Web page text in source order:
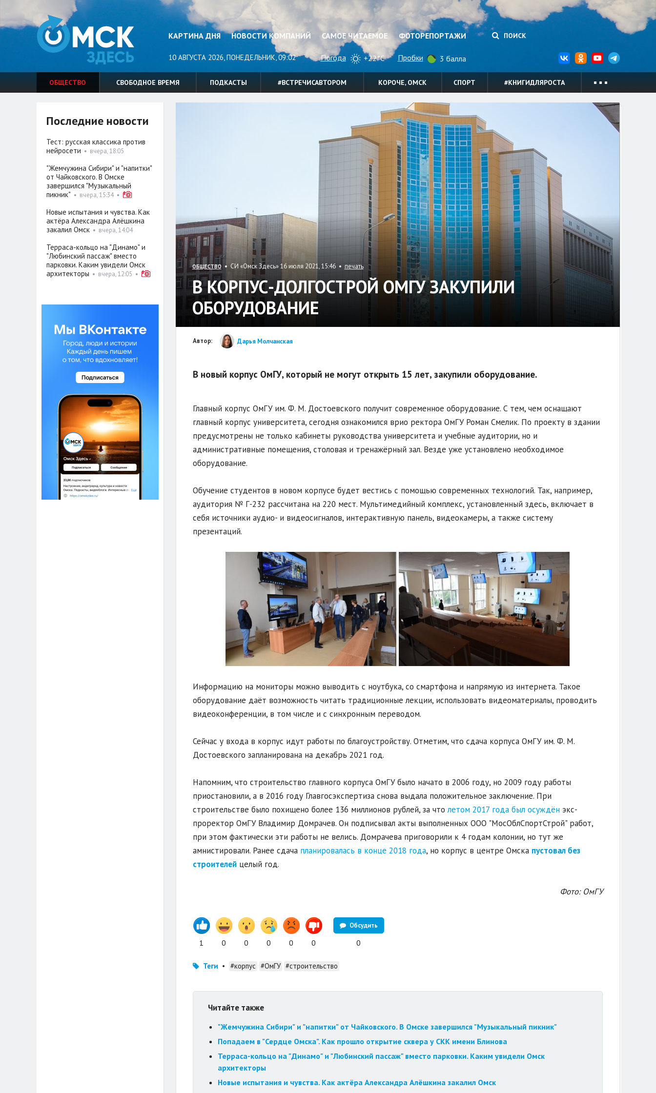
КАРТИНА ДНЯ НОВОСТИ КОМПАНИЙ САМОЕ ЧИТАЕМОЕ ФОТОРЕПОРТАЖИ ПОИСК
10 АВГУСТА 2026, ПОНЕДЕЛЬНИК, 09:02 Погода +22°C Пробки 3 балла
ОБЩЕСТВО СВОБОДНОЕ ВРЕМЯ ПОДКАСТЫ #ВСТРЕЧИСАВТОРОМ КОРОЧЕ, ОМСК СПОРТ #КНИГИДЛЯРОСТА
ОБЩЕСТВО• СИ «Омск Здесь» 16 июля 2021, 15:46 • печать
В КОРПУС-ДОЛГОСТРОЙ ОМГУ ЗАКУПИЛИ
ОБОРУДОВАНИЕ
Автор: Дарья Молчанская
В новый корпус ОмГУ, который не могут открыть 15 лет, закупили оборудование.
Главный корпус ОмГУ им. Ф. М. Достоевского получит современное оборудование. С тем, чем оснащают
главный корпус университета, сегодня ознакомился врио ректора ОмГУ Роман Смелик. По проекту в здании
предусмотрены не только кабинеты руководства университета и учебные аудитории, но и
административные помещения, столовая и тренажёрный зал. Везде уже установлено необходимое
оборудование.
Обучение студентов в новом корпусе будет вестись с помощью современных технологий. Так, например,
аудитория № Г-232 рассчитана на 220 мест. Мультимедийный комплекс, установленный здесь, включает в
себя источники аудио- и видеосигналов, интерактивную панель, видеокамеры, а также систему
презентаций.
Информацию на мониторы можно выводить с ноутбука, со смартфона и напрямую из интернета. Такое
оборудование даёт возможность читать традиционные лекции, использовать видеоматериалы, проводить
видеоконференции, в том числе и с синхронным переводом.
Сейчас у входа в корпус идут работы по благоустройству. Отметим, что сдача корпуса ОмГУ им. Ф. М.
Достоевского запланирована на декабрь 2021 год.
Напомним, что строительство главного корпуса ОмГУ было начато в 2006 году, но 2009 году работы
приостановили, а в 2016 году Главгосэкспертиза снова выдала положительное заключение. При
строительстве было похищено более 136 миллионов рублей, за чтолетом 2017 года был осуждёнэкс-
проректор ОмГУ Владимир Домрачев. Он подписывал акты выполненных ООО "МосОблСпортСтрой" работ,
при этом фактически эти работы не велись. Домрачева приговорили к 4 годам колонии, но тут же
амнистировали. Ранее сдача планировалась в конце 2018 года, но корпус в центре Омска пустовал без
строителейцелый год.
Фото: ОмГУ
1 0 0 0 0 0
Обсудить
0
Теги • #корпус #ОмГУ #строительство
Читайте также
"Жемчужина Сибири" и "напитки" от Чайковского. В Омске завершился "Музыкальный пикник"
Попадаем в "Сердце Омска". Как прошло открытие сквера у СКК имени Блинова
Терраса-кольцо на "Динамо" и "Любинский пассаж" вместо парковки. Каким увидели Омск
архитекторы
Новые испытания и чувства. Как актёра Александра Алёшкина закалил Омск
Последние новости
Тест: русская классика против
нейросети • вчера, 18:05
"Жемчужина Сибири" и "напитки"
от Чайковского. В Омске
завершился "Музыкальный
пикник" • вчера, 15:34•
Новые испытания и чувства. Как
актёра Александра Алёшкина
закалил Омск• вчера, 14:04
Терраса-кольцо на "Динамо" и
"Любинский пассаж" вместо
парковки. Каким увидели Омск
архитекторы • вчера, 12:05 •